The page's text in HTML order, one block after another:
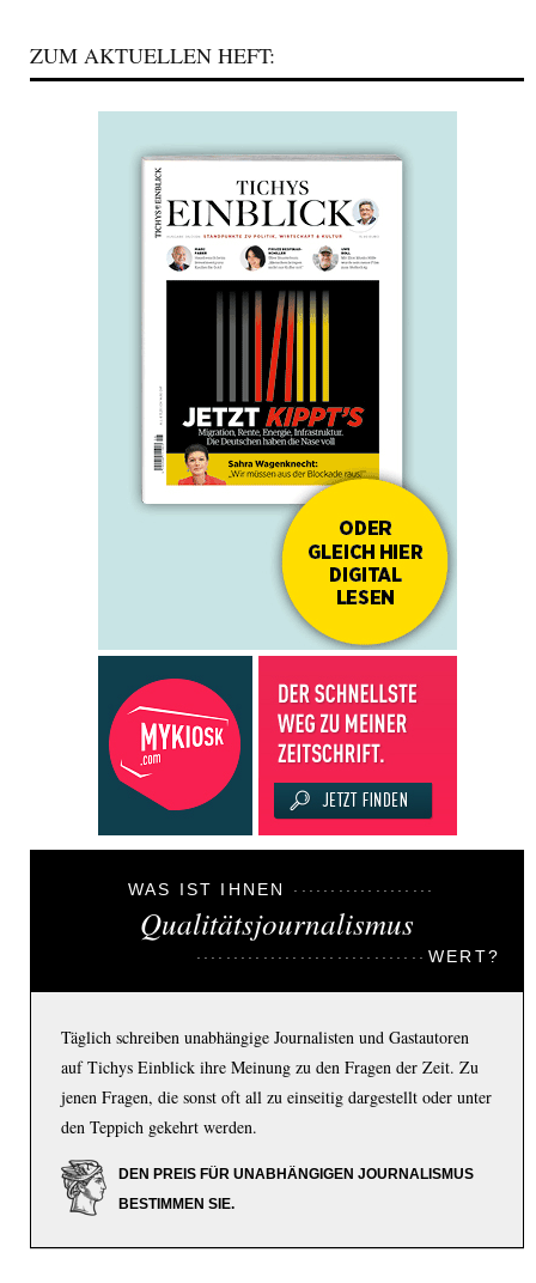
ZUM AKTUELLEN HEFT:
WAS IST IHNEN
Qualitätsjournalismus
WERT?
Täglich schreiben unabhängige Journalisten und Gastautoren
auf Tichys Einblick ihre Meinung zu den Fragen der Zeit. Zu
jenen Fragen, die sonst oft all zu einseitig dargestellt oder unter
den Teppich gekehrt werden.
DEN PREIS FÜR UNABHÄNGIGEN JOURNALISMUS
BESTIMMEN SIE.